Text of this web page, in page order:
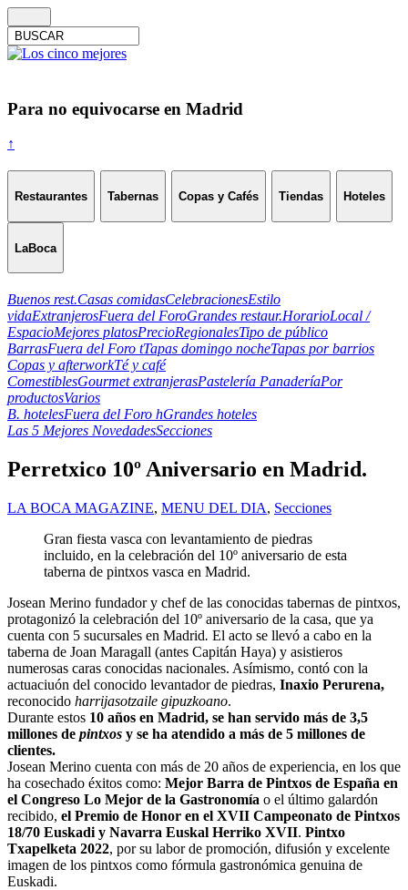
Para no equivocarse en Madrid
↑
Restaurantes Tabernas Copas y Cafés Tiendas Hoteles
LaBoca
Buenos rest.Casas comidasCelebracionesEstilo
vidaExtranjerosFuera del ForoGrandes restaur.HorarioLocal /
EspacioMejores platosPrecioRegionalesTipo de público
BarrasFuera del Foro tTapas domingo nocheTapas por barrios
Copas y afterworkTé y café
ComestiblesGourmet extranjerasPastelería PanaderíaPor
productosVarios
B. hotelesFuera del Foro hGrandes hoteles
Las 5 Mejores NovedadesSecciones
Perretxico 10º Aniversario en Madrid.
LA BOCA MAGAZINE, MENU DEL DIA, Secciones
Gran fiesta vasca con levantamiento de piedras
incluido, en la celebración del 10º aniversario de esta
taberna de pintxos vasca en Madrid.
Josean Merino fundador y chef de las conocidas tabernas de pintxos,
protagonizó la celebración del 10º aniversario de la casa, que ya
cuenta con 5 sucursales en Madrid. El acto se llevó a cabo en la
taberna de Joan Maragall (antes Capitán Haya) y asistieros
numerosas caras conocidas nacionales. Asímismo, contó con la
actuaciuón del conocido levantador de piedras, Inaxio Perurena,
reconocido harrijasotzaile gipuzkoano.
Durante estos 10 años en Madrid, se han servido más de 3,5
millones de pintxos y se ha atendido a más de 5 millones de
clientes.
Josean Merino cuenta con más de 20 años de experiencia, en los que
ha cosechado éxitos como: Mejor Barra de Pintxos de España en
el Congreso Lo Mejor de la Gastronomía o el último galardón
recibido, el Premio de Honor en el XVII Campeonato de Pintxos
18/70 Euskadi y Navarra Euskal Herriko XVII. Pintxo
Txapelketa 2022, por su labor de promoción, difusión y excelente
imagen de los pintxos como fórmula gastronómica genuina de
Euskadi.